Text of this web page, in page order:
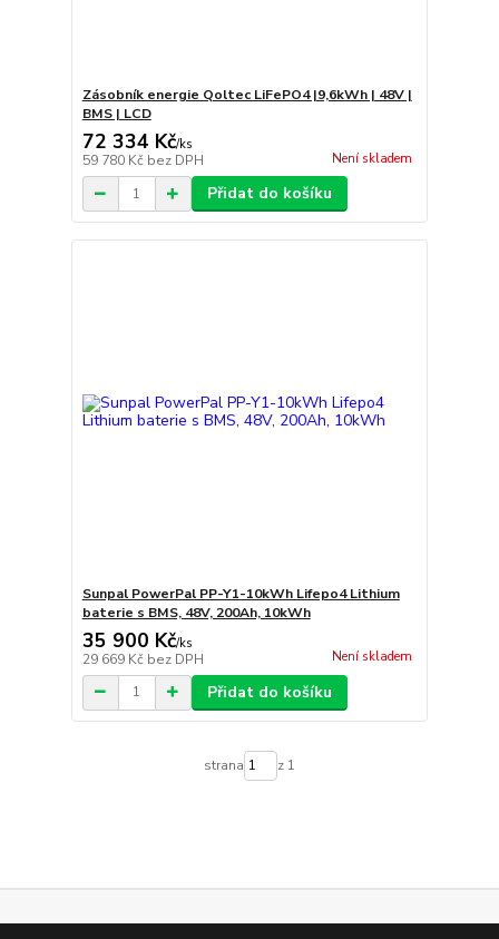
Zásobník energie Qoltec LiFePO4 |9,6kWh | 48V |
BMS | LCD
72 334 Kč/ks
59 780 Kč bez DPH Není skladem
Přidat do košíku
Sunpal PowerPal PP-Y1-10kWh Lifepo4 Lithium
baterie s BMS, 48V, 200Ah, 10kWh
35 900 Kč/ks
29 669 Kč bez DPH Není skladem
Přidat do košíku
strana z 1